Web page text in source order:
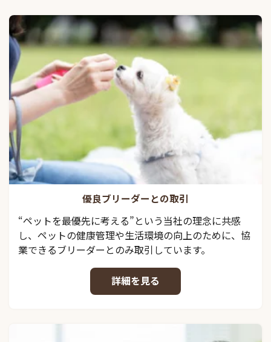
優良ブリーダーとの取引
“ペットを最優先に考える”という当社の理念に共感
し、ペットの健康管理や生活環境の向上のために、協
業できるブリーダーとのみ取引しています。
詳細を見る